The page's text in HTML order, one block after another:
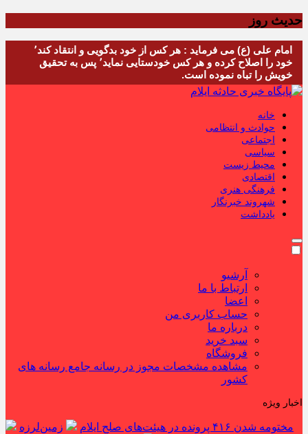
حدیث روز
امام علی (ع) می فرماید : هر کس از خود بدگویی و انتقاد کند٬
خود را اصلاح کرده و هر کس خودستایی نماید٬ پس به تحقیق
خویش را تباه نموده است.
خانه
حوادث و انتظامی
اجتماعی
سیاسی
محیط زیست
اقتصادی
فرهنگی هنری
شهروند خبرنگار
یادداشت
آرشیو
ارتباط با ما
اعضا
حساب کاربری من
درباره ما
سبد خرید
فروشگاه
مشاهده مشخصات مجوز در رسانه جامع رسانه های
کشور
اخبار ویژه
مختومه شدن ۴۱۶ پرونده در هیئت‌های صلح ایلام
زمین‌لرزه